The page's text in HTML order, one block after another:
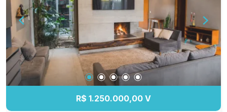
R$ 1.250.000,00 V